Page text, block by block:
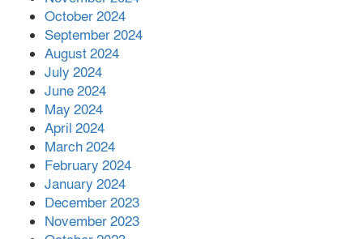
October 2024
September 2024
August 2024
July 2024
June 2024
May 2024
April 2024
March 2024
February 2024
January 2024
December 2023
November 2023